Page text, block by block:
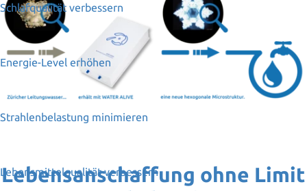
Schlafqualität verbessern
Energie-Level erhöhen
Strahlenbelastung minimieren
Lebensmittelqualität verbessern
Lebensanschaffung ohne Limit